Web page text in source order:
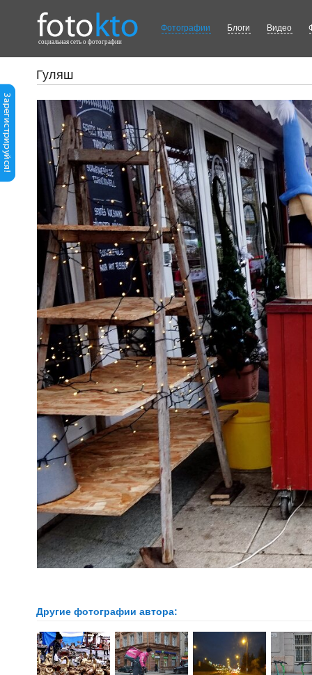
cоциальная сеть о фотографии
Фотографии Блоги Видео
Гуляш
Другие фотографии автора: